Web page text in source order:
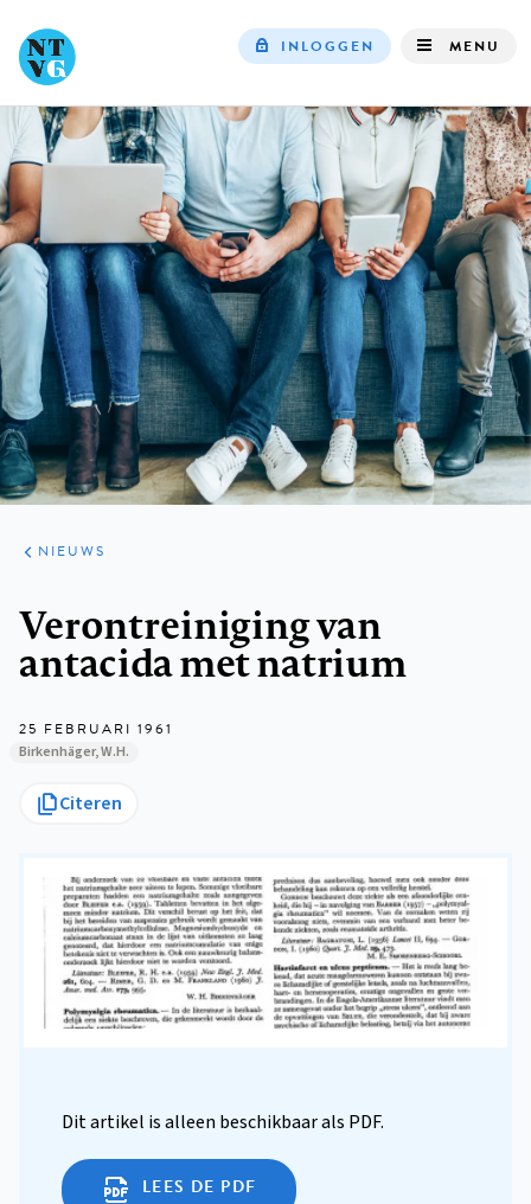
navigation
INLOGGEN MENU
ARTIKELEN
HET
KORT
NIEUWS
Verontreiniging van
antacida met natrium
25 FEBRUARI 1961
Birkenhäger, W.H.
Citeren
Dit artikel is alleen beschikbaar als PDF.
LEES DE PDF